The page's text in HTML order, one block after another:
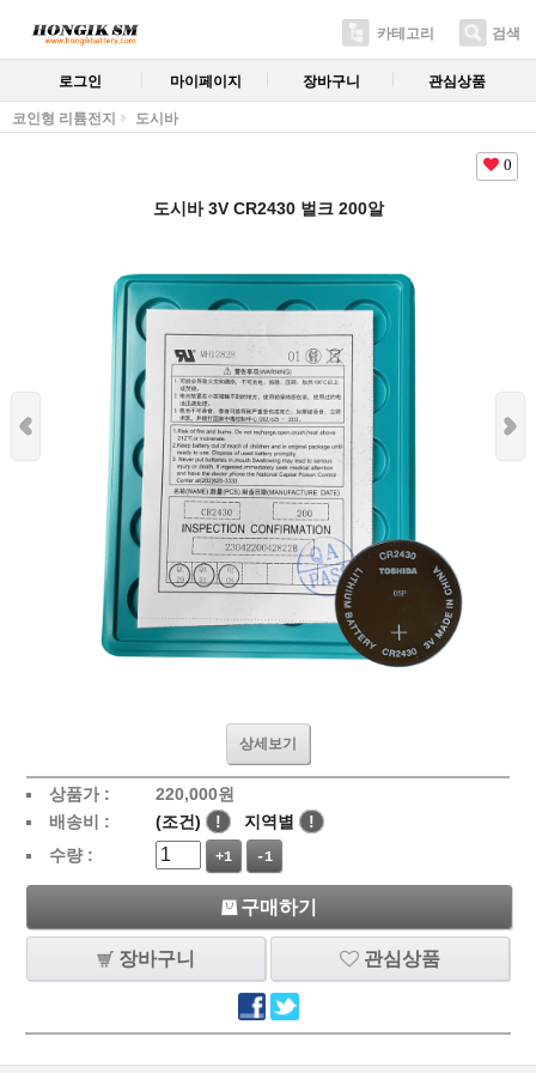
카테고리 검색
로그인 마이페이지 장바구니 관심상품
코인형 리튬전지 도시바
0
도시바 3V CR2430 벌크 200알
상세보기
상품가 : 220,000원
배송비 :
(조건) ! 지역별
!
수량 :
+1 -1
구매하기
장바구니 관심상품